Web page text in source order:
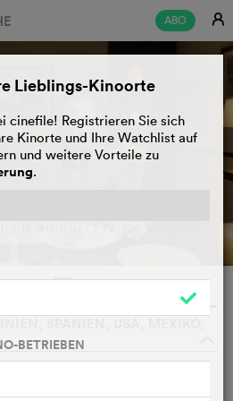
ABO E
ABSPIELEN
Lieblings-Kinoorte
cinefile! Registrieren Sie sich
Kinorte und Ihre Watchlist auf
und weitere Vorteile zu
.
BETRIEBEN